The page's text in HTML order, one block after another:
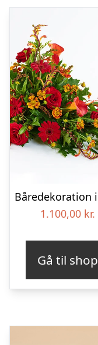
1.100,00 kr.
Gå til shop